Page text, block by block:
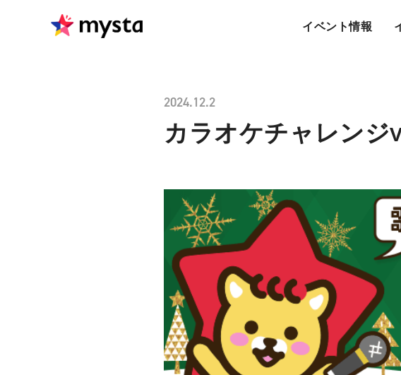
イベント情報
2024.12.2
カラオケチャレンジ